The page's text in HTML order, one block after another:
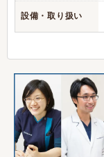
設備・取り扱い